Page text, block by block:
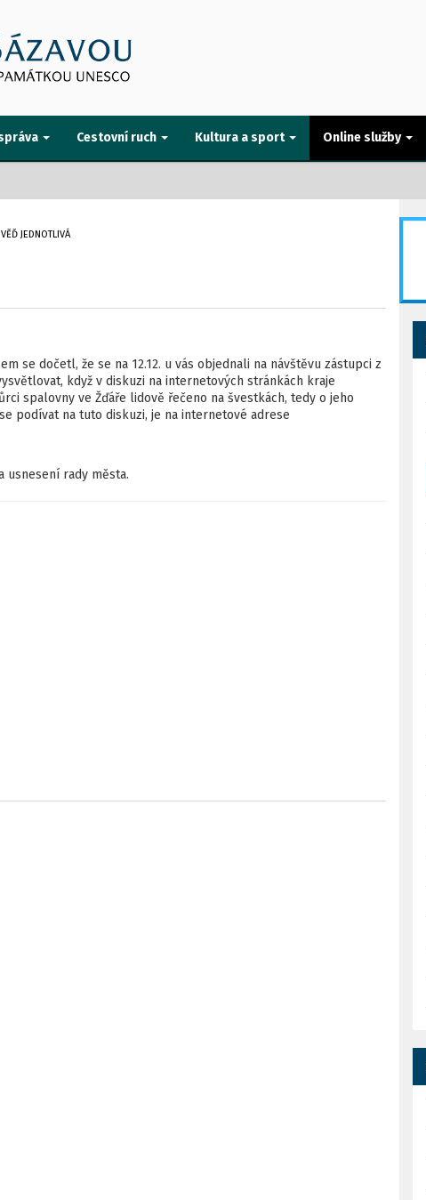
Cestovní ruch Kultura a sport Online služby
JEDNOTLIVÁ
se dočetl, že se na 12.12. u vás objednali na návštěvu zástupci z
když v diskuzi na internetových stránkách kraje
spalovny ve Žďáře lidově řečeno na švestkách, tedy o jeho
podívat na tuto diskuzi, je na internetové adrese
usnesení rady města.